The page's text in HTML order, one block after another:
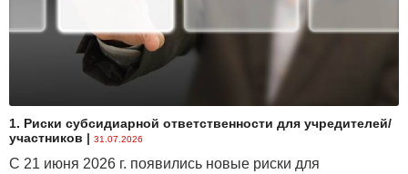
1. Риски субсидиарной ответственности для учредителей/
участников | 31.07.2026
С 21 июня 2026 г. появились новые риски для